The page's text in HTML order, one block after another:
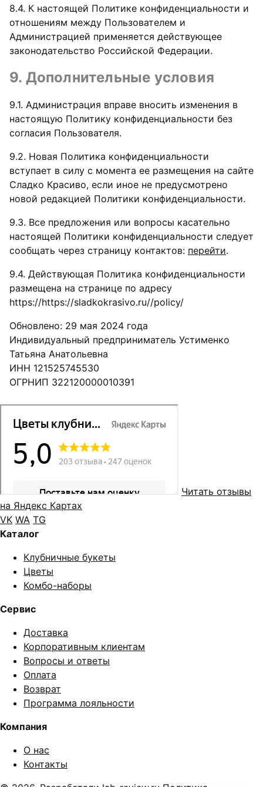
8.4. К настоящей Политике конфиденциальности и
отношениям между Пользователем и
Администрацией применяется действующее
законодательство Российской Федерации.
9. Дополнительные условия
9.1. Администрация вправе вносить изменения в
настоящую Политику конфиденциальности без
согласия Пользователя.
9.2. Новая Политика конфиденциальности
вступает в силу с момента ее размещения на сайте
Сладко Красиво, если иное не предусмотрено
новой редакцией Политики конфиденциальности.
9.3. Все предложения или вопросы касательно
настоящей Политики конфиденциальности следует
сообщать через страницу контактов: перейти.
9.4. Действующая Политика конфиденциальности
размещена на странице по адресу
https://https://sladkokrasivo.ru//policy/
Обновлено: 29 мая 2024 года
Индивидуальный предприниматель Устименко
Татьяна Анатольевна
ИНН 121525745530
ОГРНИП 322120000010391
Читать отзывы
на Яндекс Картах
VK WA TG
Каталог
Клубничные букеты
Цветы
Комбо-наборы
Сервис
Доставка
Корпоративным клиентам
Вопросы и ответы
Оплата
Возврат
Программа лояльности
Компания
О нас
Контакты